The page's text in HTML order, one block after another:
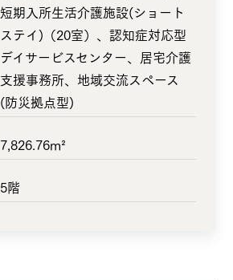
短期入所生活介護施設(ショート
ステイ)（20室）、認知症対応型
デイサービスセンター、居宅介護
支援事務所、地域交流スペース
(防災拠点型)
7,826.76m²
5階